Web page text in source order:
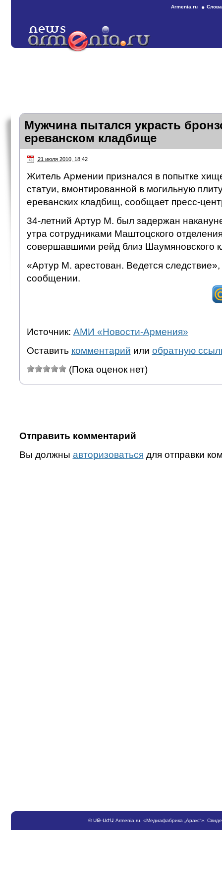
Armenia.ru
Мужчина пытался украсть
ереванском кладбище
21 июля 2010, 18:42
Житель Армении признался в попытке
статуи, вмонтированной в могильную
ереванских кладбищ, сообщает пресс-
34-летний Артур М. был задержан
утра сотрудниками Маштоцского
совершавшими рейд близ Шаумяновского
«Артур М. арестован. Ведется
сообщении.
Источник: АМИ «Новости-Армения»
Оставить комментарий или обратную
(Пока оценок нет)
Отправить комментарий
Вы должны авторизоваться для отправки
©ՍԹ-ՍԺԱ Armenia.ru , «Медиафабрика „Аракс“».